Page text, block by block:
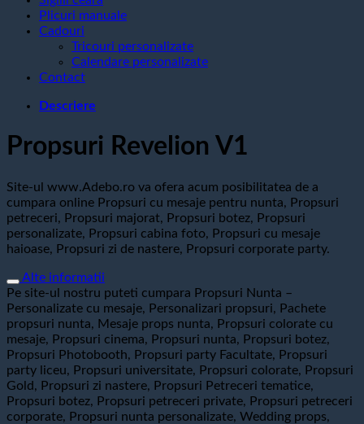
Plicuri manuale
Cadouri
Tricouri personalizate
Calendare personalizate
Contact
Descriere
Propsuri Revelion V1
Site-ul www.Adebo.ro va ofera acum posibilitatea de a
cumpara online Propsuri cu mesaje pentru nunta, Propsuri
petreceri, Propsuri majorat, Propsuri botez, Propsuri
personalizate, Propsuri cabina foto, Propsuri cu mesaje
haioase, Propsuri zi de nastere, Propsuri corporate party.
Alte informatii
Pe site-ul nostru puteti cumpara Propsuri Nunta –
Personalizate cu mesaje, Personalizari propsuri, Pachete
propsuri nunta, Mesaje props nunta, Propsuri colorate cu
mesaje, Propsuri cinema, Propsuri nunta, Propsuri botez,
Propsuri Photobooth, Propsuri party Facultate, Propsuri
party liceu, Propsuri universitate, Propsuri colorate, Propsuri
Gold, Propsuri zi nastere, Propsuri Petreceri tematice,
Propsuri botez, Propsuri petreceri private, Propsuri petreceri
corporate, Propsuri nunta personalizate, Wedding props,